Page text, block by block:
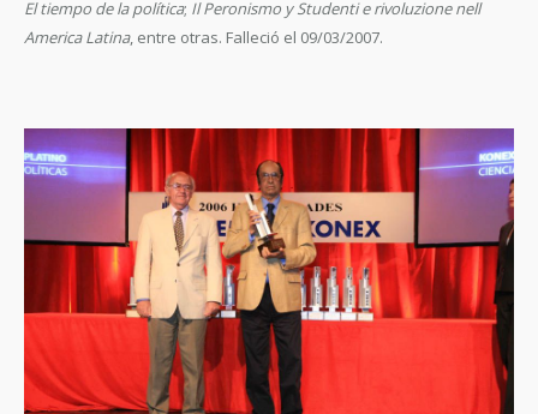
El tiempo de la política; Il Peronismo y Studenti e rivoluzione nell
America Latina, entre otras. Falleció el 09/03/2007.